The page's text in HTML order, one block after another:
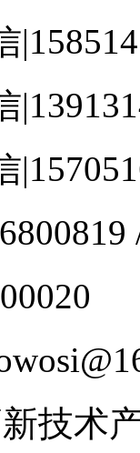
技术